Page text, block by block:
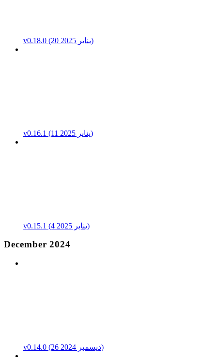
v0.18.0 (20 يناير 2025)
v0.16.1 (11 يناير 2025)
v0.15.1 (4 يناير 2025)
December 2024
v0.14.0 (26 ديسمبر 2024)